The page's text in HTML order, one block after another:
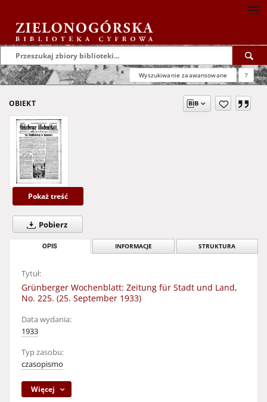
Wyszukiwanie zaawansowane ?
OBIEKT
Pokaż treść
Pobierz
OPIS INFORMACJE STRUKTURA
Tytuł:
Grünberger Wochenblatt: Zeitung für Stadt und Land,
No. 225. (25. September 1933)
Data wydania:
1933
Typ zasobu:
czasopismo
Więcej